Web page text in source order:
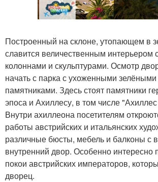
Построенный на склоне, утопающем в
славится величественным интерьером
колоннами и скульптурами. Осмотр
начать с парка с ухоженными
памятниками. Здесь стоят памятники
эпоса и Ахиллесу, в том числе
Внутри ахиллеона посетителям
работы австрийских и итальянских
различные бюсты, мебель и балконы с
внутренний двор. Особенно интересно
покои австрийских императоров,
дворец.